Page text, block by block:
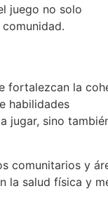
juego no solo
fortalezcan la
habilidades
jugar, sino
comunitarios y
la salud física y